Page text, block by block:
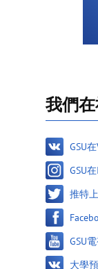
我們
GSU
GSU
推特
GSU
大學